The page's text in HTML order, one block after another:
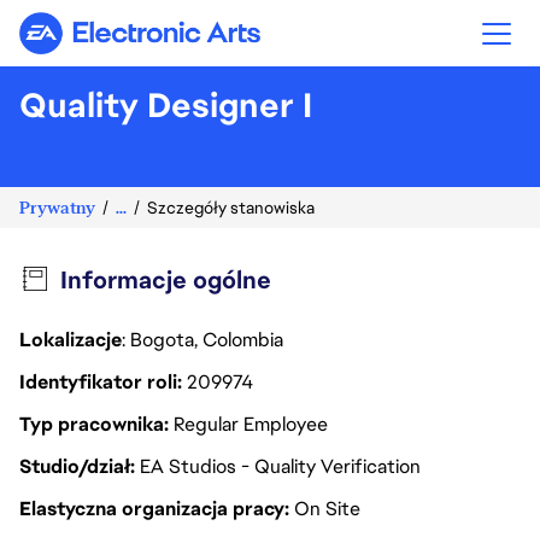
Electronic Arts
Quality Designer I
Prywatny ... Szczegóły stanowiska
Informacje ogólne
Lokalizacje: Bogota, Colombia
Identyfikator roli209974
Typ pracownika Regular Employee
Studio/dział EA Studios - Quality Verification
Elastyczna organizacja pracyOn Site